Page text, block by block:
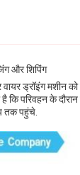
और शिपिंग
वायर ड्रॉइंग मशीन
है कि परिवहन के
तक पहुंचे.